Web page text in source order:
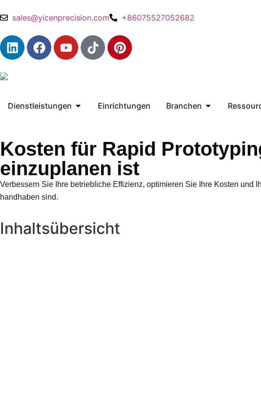
sales@yicenprecision.com +86075527052682
Dienstleistungen Einrichtungen Branchen
Kosten für Rapid
einzuplanen ist
Verbessern Sie Ihre betriebliche Effizienz, optimieren Sie Ihre Kosten
handhaben sind.
Inhaltsübersicht